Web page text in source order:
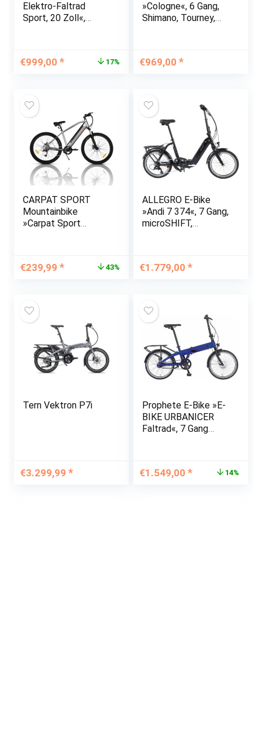
Elektro-Faltrad
Sport, 20 Zoll«,
Ursprünglicher
€999,00
Aktueller17%
»Cologne«, 6 Gang,
Shimano, Tourney,
€969,00
CARPAT SPORT
Mountainbike
»Carpat Sport
Scheibenbremsen, E-
zwei…
Ursprünglicher
€239,99
Aktueller43%
ALLEGRO E-Bike
»Andi 7 374«, 7 Gang,
microSHIFT,
€1.779,00
Tern Vektron P7i
€3.299,99
Prophete E-Bike »E-
BIKE URBANICER
Faltrad«, 7 Gang
Frontmotor 250 W
Ursprünglicher
€1.549,00
Aktueller
14%